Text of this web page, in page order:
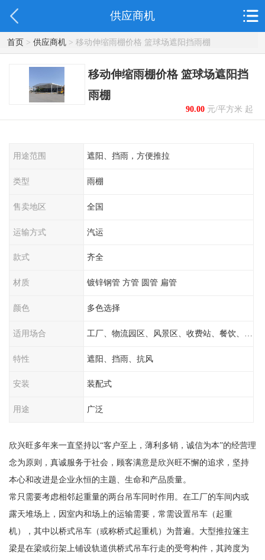
供应商机
首页> 供应商机> 移动伸缩雨棚价格 篮球场遮阳挡雨棚
移动伸缩雨棚价格 篮球场遮阳挡
雨棚
90.00元/平方米 起
用途范围 遮阳、挡雨，方便推拉
类型 雨棚
售卖地区 全国
运输方式 汽运
款式 齐全
材质 镀锌钢管 方管 圆管 扁管
颜色 多色选择
适用场合
特性 遮阳、挡雨、抗风
安装 装配式
用途 广泛
欣兴旺多年来一直坚持以“客户至上，薄利多销，诚信为本”的经营理
念为原则，真诚服务于社会，顾客满意是欣兴旺不懈的追求，坚持
本心和改进是企业永恒的主题、生命和产品质量。
常只需要考虑相邻起重量的两台吊车同时作用。在工厂的车间内或
露天堆场上，因室内和场上的运输需要，常需设置吊车（起重
机），其中以桥式吊车（或称桥式起重机）为普遍。大型推拉篷主
梁是在梁或衍架上铺设轨道供桥式吊车行走的受弯构件，其跨度为